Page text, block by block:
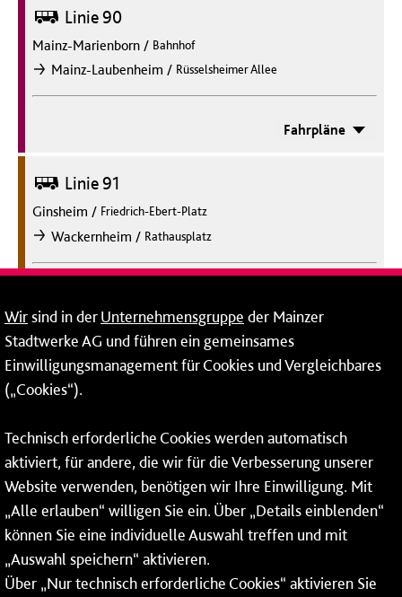
Bus Linie 90
Mainz-Marienborn / Bahnhof
nachMainz-Laubenheim / Rüsselsheimer Allee
Fahrpläne
Bus Linie 91
Ginsheim / Friedrich-Ebert-Platz
nachWackernheim / Rathausplatz
Bus Linie 91
Wackernheim Rathausplatz
Ginsheim
Fahrpläne
Bus Linie 92
Mainz-Weisenau /Friedrich-Ebert-Straße
Mainz-Gonsenheim /Wildpark
Wirsind in derUnternehmensgruppe der Mainzer
Stadtwerke AG und führen ein gemeinsames
Einwilligungsmanagement für Cookies und Vergleichbares
(„Cookies“).
Technisch erforderliche Cookies werden automatisch
aktiviert, für andere, die wir für die Verbesserung unserer
Website verwenden, benötigen wir Ihre Einwilligung. Mit
„Alle erlauben“ willigen Sie ein. Über „Details einblenden“
können Sie eine individuelle Auswahl treffen und mit
„Auswahl speichern“ aktivieren.
Über „Nur technisch erforderliche Cookies“ aktivieren Sie